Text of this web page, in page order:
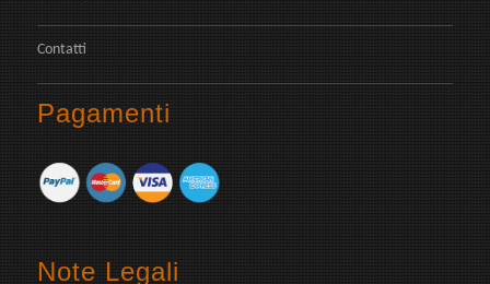
Contatti
Pagamenti
Note Legali